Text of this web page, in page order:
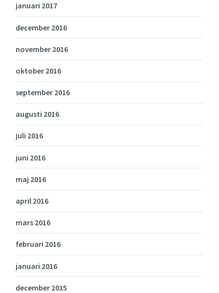
januari 2017
december 2016
november 2016
oktober 2016
september 2016
augusti 2016
juli 2016
juni 2016
maj 2016
april 2016
mars 2016
februari 2016
januari 2016
december 2015